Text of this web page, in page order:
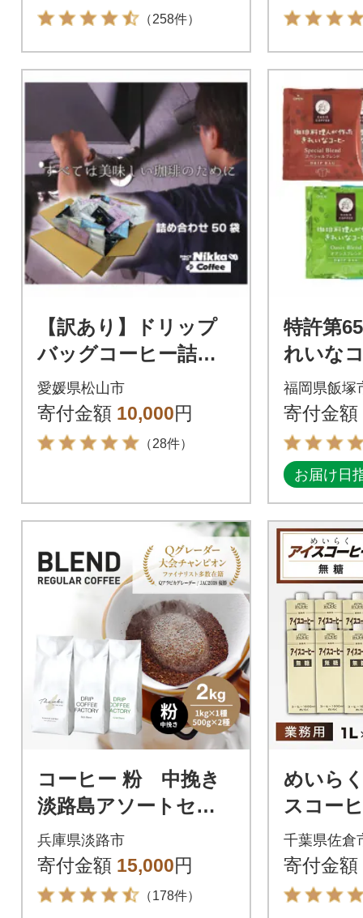
（258件）
【訳あり】ドリップ
バッグコーヒー詰め
合わせ50袋
愛媛県松山市
寄付金額 10,000円
（28件）
特許第
れいな
リップ
ト(合計
福岡県飯塚
寄付金額
お届け日
コーヒー 粉 中挽き
淡路島アソートセッ
ト 3種 2kg(500g×計
4袋) at14504
兵庫県淡路市
寄付金額 15,000円
（178件）
めいら
スコー
6本
千葉県佐倉
寄付金額